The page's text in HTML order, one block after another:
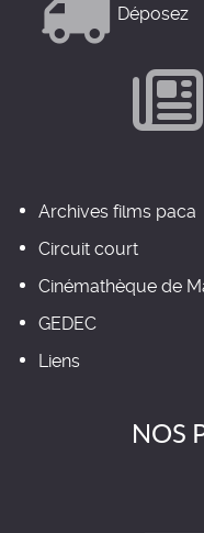
Déposez
Archives films paca
Circuit court
Cinémathèque de
GEDEC
Liens
NOS